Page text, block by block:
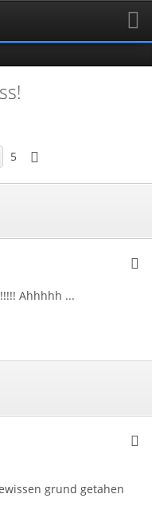
5
Ahhhhh ...
grund getahen